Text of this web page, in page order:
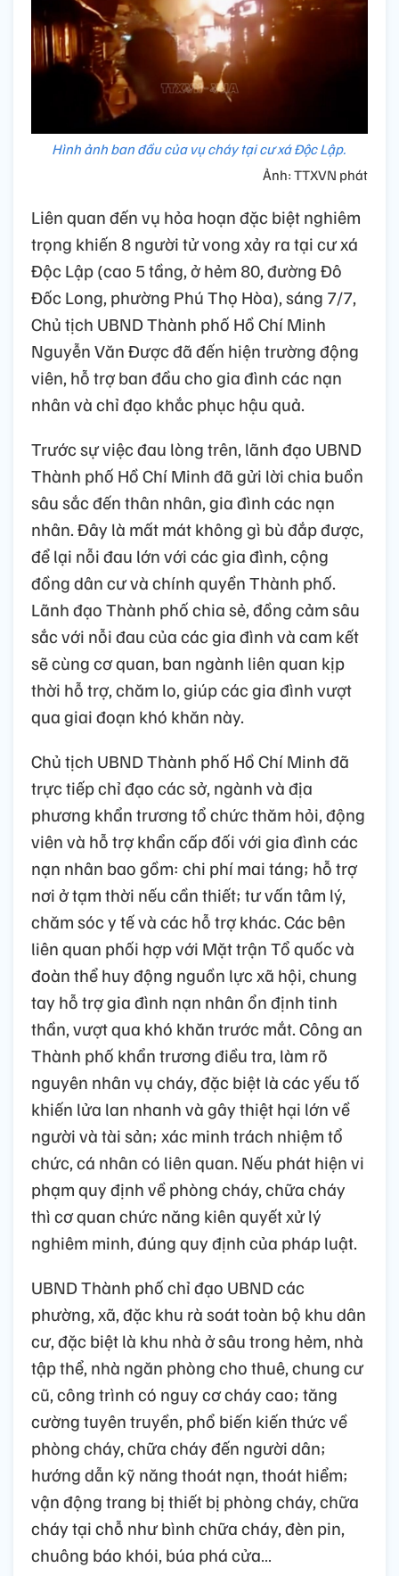
Hình ảnh ban đầu của vụ cháy tại cư xá Độc Lập.
Ảnh: TTXVN phát
Liên quan đến vụ hỏa hoạn đặc biệt nghiêm
trọng khiến 8 người tử vong xảy ra tại cư xá
Độc Lập (cao 5 tầng, ở hẻm 80, đường Đô
Đốc Long, phường Phú Thọ Hòa), sáng 7/7,
Chủ tịch UBND Thành phố Hồ Chí Minh
Nguyễn Văn Được đã đến hiện trường động
viên, hỗ trợ ban đầu cho gia đình các nạn
nhân và chỉ đạo khắc phục hậu quả.
Trước sự việc đau lòng trên, lãnh đạo UBND
Thành phố Hồ Chí Minh đã gửi lời chia buồn
sâu sắc đến thân nhân, gia đình các nạn
nhân. Đây là mất mát không gì bù đắp được,
để lại nỗi đau lớn với các gia đình, cộng
đồng dân cư và chính quyền Thành phố.
Lãnh đạo Thành phố chia sẻ, đồng cảm sâu
sắc với nỗi đau của các gia đình và cam kết
sẽ cùng cơ quan, ban ngành liên quan kịp
thời hỗ trợ, chăm lo, giúp các gia đình vượt
qua giai đoạn khó khăn này.
Chủ tịch UBND Thành phố Hồ Chí Minh đã
trực tiếp chỉ đạo các sở, ngành và địa
phương khẩn trương tổ chức thăm hỏi, động
viên và hỗ trợ khẩn cấp đối với gia đình các
nạn nhân bao gồm: chi phí mai táng; hỗ trợ
nơi ở tạm thời nếu cần thiết; tư vấn tâm lý,
chăm sóc y tế và các hỗ trợ khác. Các bên
liên quan phối hợp với Mặt trận Tổ quốc và
đoàn thể huy động nguồn lực xã hội, chung
tay hỗ trợ gia đình nạn nhân ổn định tinh
thần, vượt qua khó khăn trước mắt. Công an
Thành phố khẩn trương điều tra, làm rõ
nguyên nhân vụ cháy, đặc biệt là các yếu tố
khiến lửa lan nhanh và gây thiệt hại lớn về
người và tài sản; xác minh trách nhiệm tổ
chức, cá nhân có liên quan. Nếu phát hiện vi
phạm quy định về phòng cháy, chữa cháy
thì cơ quan chức năng kiên quyết xử lý
nghiêm minh, đúng quy định của pháp luật.
UBND Thành phố chỉ đạo UBND các
phường, xã, đặc khu rà soát toàn bộ khu dân
cư, đặc biệt là khu nhà ở sâu trong hẻm, nhà
tập thể, nhà ngăn phòng cho thuê, chung cư
cũ, công trình có nguy cơ cháy cao; tăng
cường tuyên truyền, phổ biến kiến thức về
phòng cháy, chữa cháy đến người dân;
hướng dẫn kỹ năng thoát nạn, thoát hiểm;
vận động trang bị thiết bị phòng cháy, chữa
cháy tại chỗ như bình chữa cháy, đèn pin,
chuông báo khói, búa phá cửa…